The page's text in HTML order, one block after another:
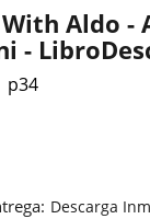
Aldo -
-
p34
Descarga